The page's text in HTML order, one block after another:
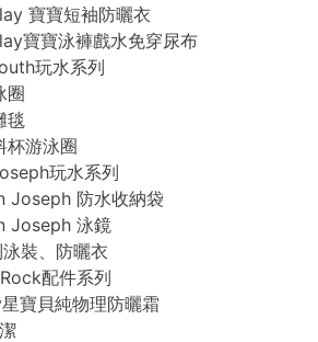
寶寶短袖防曬衣
寶寶泳褲戲水免穿尿布
玩水系列
圈
毯
杯游泳圈
玩水系列
Joseph 防水收納袋
Joseph 泳鏡
裝、防曬衣
配件系列
寶貝純物理防曬霜